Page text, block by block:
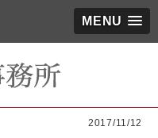
MENU
2017/11/12